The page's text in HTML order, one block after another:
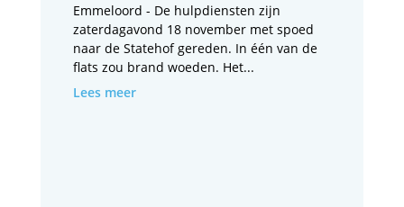
Emmeloord - De hulpdiensten zijn
zaterdagavond 18 november met spoed
naar de Statehof gereden. In één van de
flats zou brand woeden. Het...
Lees meer